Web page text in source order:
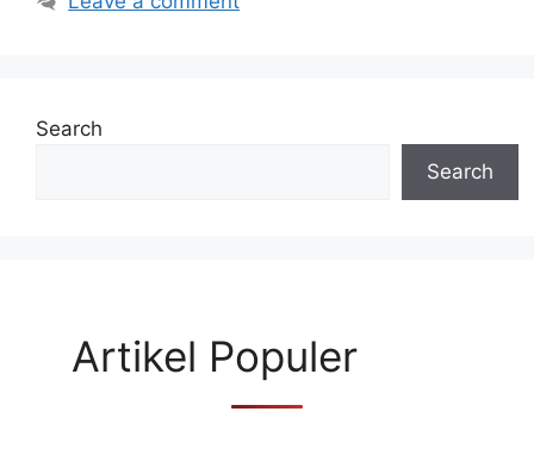
Search
Search
Artikel Populer